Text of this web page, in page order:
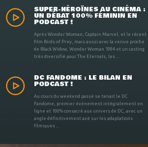
SUPER-HÉROÏNES AU CINÉMA :
UN DÉBAT 100% FÉMININ EN
PODCAST !
Après Wonder Woman, Captain Marvel, et le récent
film Birds of Prey, mais aussi avec la venue proche
de Black Widow, Wonder Woman 1984 et un casting
très diversifié pour The Eternals, les ...
DC FANDOME : LE BILAN EN
PODCAST !
Au cours du weekend passé se tenait le DC
Fandome, premier évènement intégralement en
ligne et 100% consacré aux univers de DC, avec un
angle définitivement axé sur les adaptations
filmiques ...